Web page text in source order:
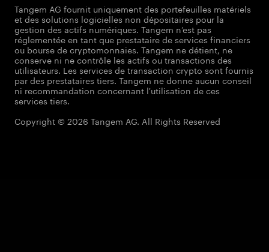
Tangem AG fournit uniquement des portefeuilles matériels
et des solutions logicielles non dépositaires pour la
gestion des actifs numériques. Tangem n’est pas
réglementée en tant que prestataire de services financiers
ou bourse de cryptomonnaies. Tangem ne détient, ne
conserve ni ne contrôle les actifs ou transactions des
utilisateurs. Les services de transaction crypto sont fournis
par des prestataires tiers. Tangem ne donne aucun conseil
ni recommandation concernant l'utilisation de ces
services tiers.